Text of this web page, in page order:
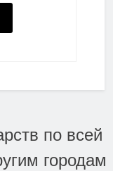
по всей
городам